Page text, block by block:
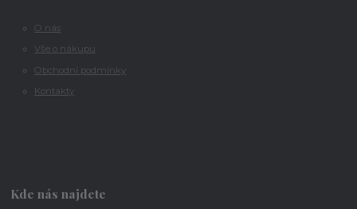
O nás
Vše o nákupu
Obchodní podmínky
Kontakty
Kde nás najdete